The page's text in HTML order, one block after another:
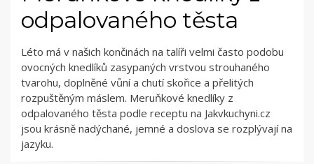
odpalovaného těsta
Léto má v našich končinách na talíři velmi často podobu
ovocných knedlíků zasypaných vrstvou strouhaného
tvarohu, doplněné vůní a chutí skořice a přelitých
rozpuštěným máslem. Meruňkové knedlíky z
odpalovaného těsta podle receptu na Jakvkuchyni.cz
jsou krásně nadýchané, jemné a doslova se rozplývají na
jazyku.